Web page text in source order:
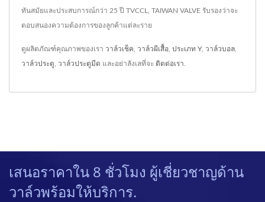
ทันสมัยและประสบการณ์กว่า 25 ปี TVCCL, TAIWAN VALVE รับรองว่าจะ
ตอบสนองความต้องการของลูกค้าแต่ละราย
ดูผลิตภัณฑ์คุณภาพของเรา วาล์วเช็ค วาล์วผีเสื้อ ประเภท Y, วาล์วบอล
วาล์วประตู วาล์วประตูมีด และอย่าลังเลที่จะ ติดต่อเรา
เสนอราคาใน 8 ชั่วโมง ผู้เชี่ยวชาญด้าน
วาล์วพร้อมให้บริการ.